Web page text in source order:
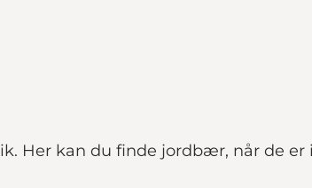
Her kan du finde jordbær, når de